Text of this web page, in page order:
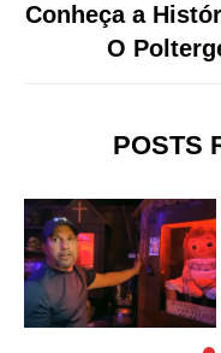
Conheça a
O
POSTS